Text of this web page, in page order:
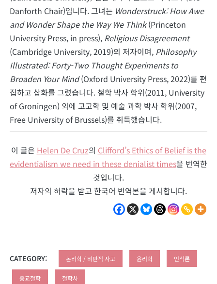
Danforth Chair)입니다. 그녀는 Wonderstruck: How Awe
and Wonder Shape the Way We Think(Princeton
University Press, in press), Religious Disagreement
(Cambridge University, 2019)의 저자이며, Philosophy
Illustrated: Forty-Two Thought Experiments to
Broaden Your Mind(Oxford University Press, 2022)를 편
집하고 삽화를 그렸습니다. 철학 박사 학위(2011, University
of Groningen) 외에 고고학 및 예술 과학 박사 학위(2007,
Free University of Brussels)를 취득했습니다.
이 글은 Helen De Cruz의 Clifford’s Ethics of Belief is the
evidentialism we need in these denialist times을 번역한
것입니다.
저자의 허락을 받고 한국어 번역본을 게시합니다.
CATEGORY: 논리학 / 비판적 사고 윤리학 인식론
종교철학 철학사